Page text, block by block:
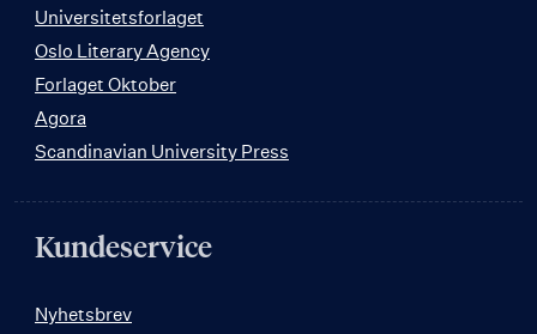
Universitetsforlaget
Oslo Literary Agency
Forlaget Oktober
Agora
Scandinavian University Press
Kundeservice
Nyhetsbrev